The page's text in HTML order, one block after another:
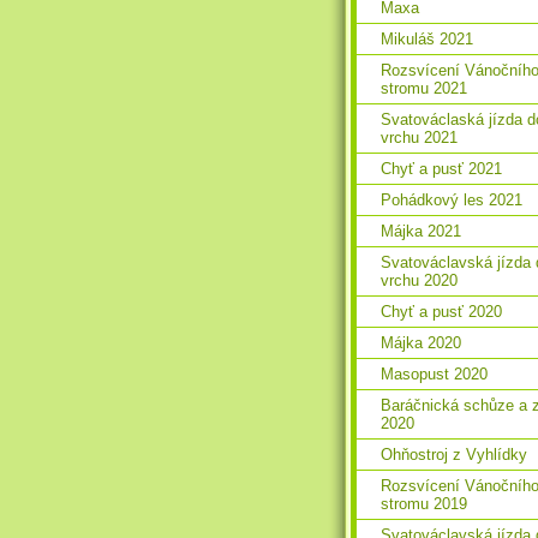
Maxa
Mikuláš 2021
Rozsvícení Vánočního
stromu 2021
Svatováclaská jízda
vrchu 2021
Chyť a pusť 2021
Pohádkový les 2021
Májka 2021
Svatováclavská jízda
vrchu 2020
Chyť a pusť 2020
Májka 2020
Masopust 2020
Baráčnická schůze a
2020
Ohňostroj z Vyhlídky
Rozsvícení Vánočního
stromu 2019